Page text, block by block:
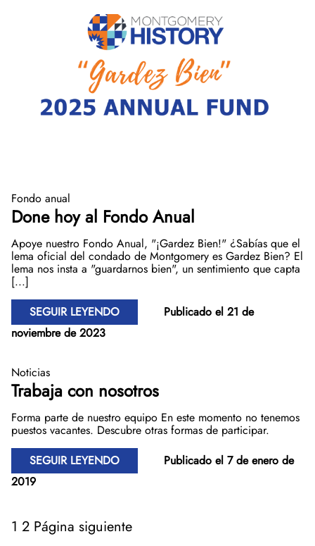
Fondo anual
Done hoy al Fondo Anual
Apoye nuestro Fondo Anual, "¡Gardez Bien!" ¿Sabías que el
lema oficial del condado de Montgomery es Gardez Bien? El
lema nos insta a "guardarnos bien", un sentimiento que capta
[...]
SEGUIR LEYENDO
Publicado el 21 de
noviembre de 2023
Noticias
Trabaja con nosotros
Forma parte de nuestro equipo En este momento no tenemos
puestos vacantes. Descubre otras formas de participar.
SEGUIR LEYENDO
Publicado el 7 de enero de
2019
1 2 Página siguiente